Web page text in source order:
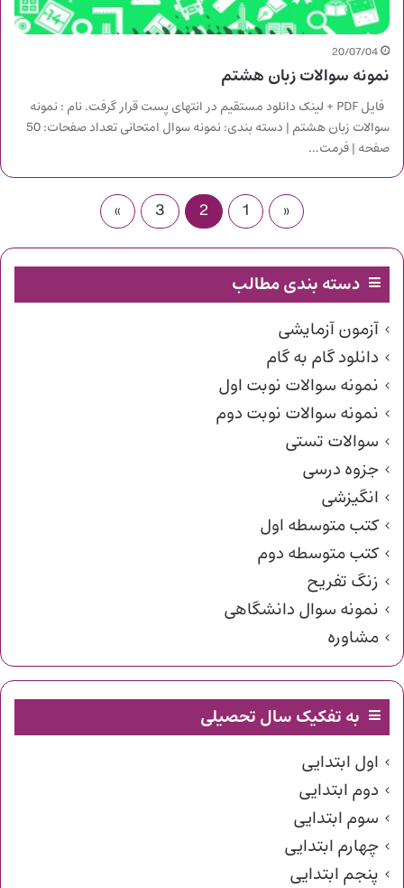
20/07/04
نمونه سوالات زبان هشتم
فایل PDF + لینک دانلود مستقیم در انتهای پست قرار گرفت. نام : نمونه
سوالات زبان هشتم | دسته بندی: نمونه سوال امتحانی تعداد صفحات: 50
صفحه | فرمت…
«
1
2
3
»
دسته بندی مطالب
آزمون آزمایشی
دانلود گام به گام
نمونه سوالات نوبت اول
نمونه سوالات نوبت دوم
سوالات تستی
جزوه درسی
انگیزشی
کتب متوسطه اول
کتب متوسطه دوم
زنگ تفریح
نمونه سوال دانشگاهی
مشاوره
به تفکیک سال تحصیلی
اول ابتدایی
دوم ابتدایی
سوم ابتدایی
چهارم ابتدایی
پنجم ابتدایی